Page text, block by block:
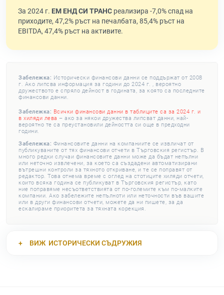
За 2024 г. ЕМ ЕНД СИ ТРАНС реализира -7,0% спад на
приходите, 47,2% ръст на печалбата, 85,4% ръст на
EBITDA, 47,4% ръст на активите.
Забележка: Исторически финансови данни се поддържат от 2008
г. Ако липсва информация за години до 2024 г. , вероятно
дружеството е спряло дейност в годината, за която са последните
финансови данни.
Забележка: Всички финансови данни в таблиците са за 2024 г. и
в хиляди лева – ако за някои дружества липсват данни, най-
вероятно те са преустановили дейността си още в предходни
години.
Забележка: Финансовите данни на компаниите се извличат от
публикуваните от тях финансови отчети в Търговския регистър. В
много редки случаи финансовите данни може да бъдат непълни
или неточно извлечени, за което са създадени автоматизирани
вътрешни контроли за тяхното откриване, и те се поправят от
редактор. Това отнема време с оглед на стотиците хиляди отчети,
които всяка година се публикуват в Търговския регистър, като
ние поправяме несъответствията от по-големите към по-малките
компании. Ако забележите непълноти или неточности във вашите
или в други финансови отчети, можете да ни пишете, за да
ескалираме приоритета за тяхната корекция.
ВИЖ ИСТОРИЧЕСКИ СЪДРУЖИЯ